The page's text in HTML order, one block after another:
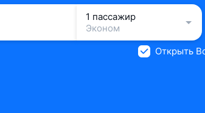
1 пассажир
Эконом
Открыть